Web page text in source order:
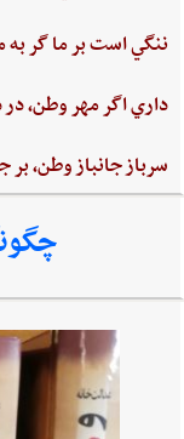
ننگي ‌است ‌بر ما گر به
داري‌ اگر مهر وطن،‌
سرباز جانباز وطن،‌